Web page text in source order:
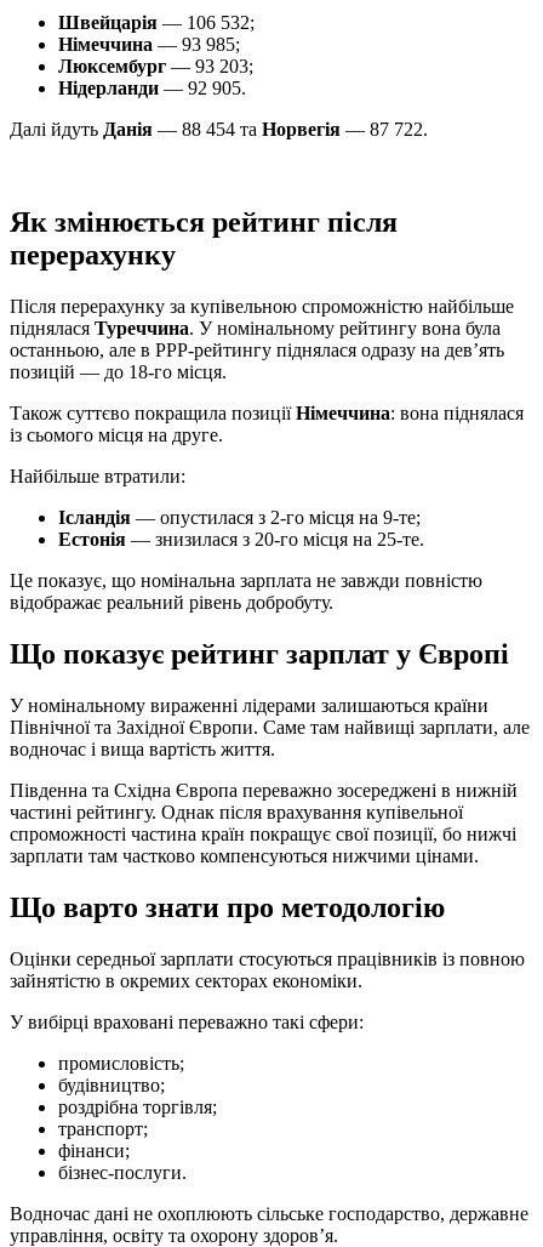
Швейцарія — 106 532;
Німеччина — 93 985;
Люксембург — 93 203;
Нідерланди — 92 905.
Далі йдуть Данія — 88 454 та Норвегія — 87 722.
Як змінюється рейтинг після
перерахунку
Після перерахунку за купівельною спроможністю найбільше
піднялася Туреччина. У номінальному рейтингу вона була
останньою, але в PPP-рейтингу піднялася одразу на дев’ять
позицій — до 18-го місця.
Також суттєво покращила позиціїНімеччина: вона піднялася
із сьомого місця на друге.
Найбільше втратили:
Ісландія — опустилася з 2-го місця на 9-те;
Естонія — знизилася з 20-го місця на 25-те.
Це показує, що номінальна зарплата не завжди повністю
відображає реальний рівень добробуту.
Що показує рейтинг зарплат у Європі
У номінальному вираженні лідерами залишаються країни
Північної та Західної Європи. Саме там найвищі зарплати, але
водночас і вища вартість життя.
Південна та Східна Європа переважно зосереджені в нижній
частині рейтингу. Однак після врахування купівельної
спроможності частина країн покращує свої позиції, бо нижчі
зарплати там частково компенсуються нижчими цінами.
Що варто знати про методологію
Оцінки середньої зарплати стосуються працівників із повною
зайнятістю в окремих секторах економіки.
У вибірці враховані переважно такі сфери:
промисловість;
будівництво;
роздрібна торгівля;
транспорт;
фінанси;
бізнес-послуги.
Водночас дані не охоплюють сільське господарство, державне
управління, освіту та охорону здоров’я.